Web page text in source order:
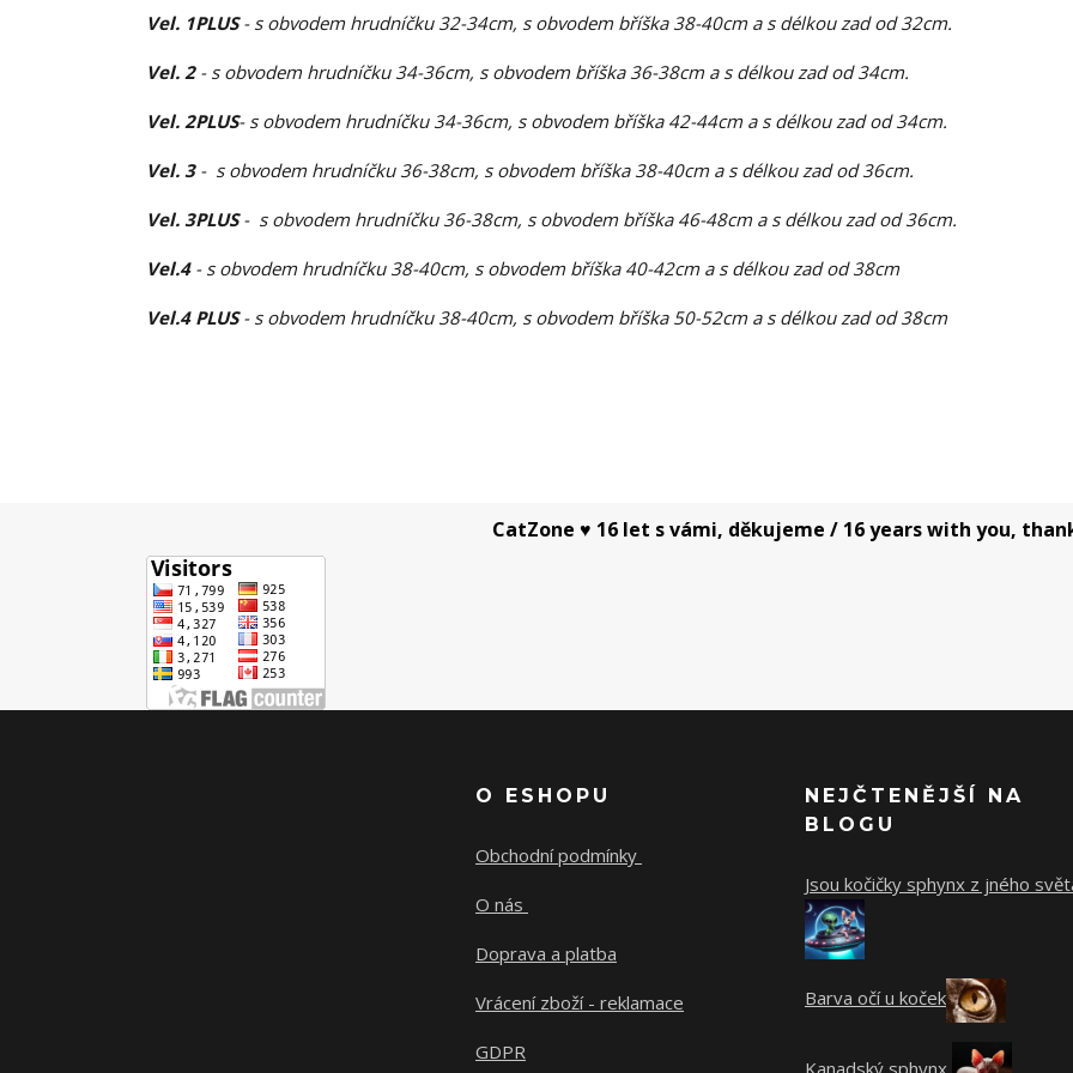
Vel. 1PLUS- s obvodem hrudníčku 32-34cm, s obvodem bříška 38-40cm a s délkou zad od 32cm.
Vel. 2- s obvodem hrudníčku 34-36cm, s obvodem bříška 36-38cm a s délkou zad od 34cm.
Vel. 2PLUS- s obvodem hrudníčku 34-36cm, s obvodem bříška 42-44cm a s délkou zad od 34cm.
Vel. 3- s obvodem hrudníčku 36-38cm, s obvodem bříška 38-40cm a s délkou zad od 36cm.
Vel. 3PLUS- s obvodem hrudníčku 36-38cm, s obvodem bříška 46-48cm a s délkou zad od 36cm.
Vel.4- s obvodem hrudníčku 38-40cm, s obvodem bříška 40-42cm a s délkou zad od 38cm
Vel.4 PLUS- s obvodem hrudníčku 38-40cm, s obvodem bříška 50-52cm a s délkou zad od 38cm
CatZone ♥ 16 let s vámi, děkujeme / 16 years with you,
O ESHOPU
Obchodní podmínky
O nás
Doprava a platba
Vrácení zboží - reklamace
GDPR
NEJČTENĚJŠÍ NA
BLOGU
Jsou kočičky sphynx z jného
Barva očí u koček